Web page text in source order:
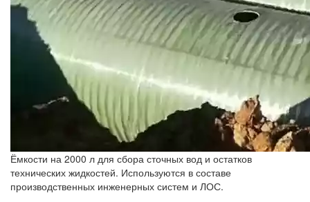
Ёмкости на 2000 л для сбора сточных вод и остатков
технических жидкостей. Используются в составе
производственных инженерных систем и ЛОС.